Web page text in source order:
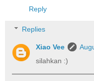
Reply
Replies
Xiao Vee
silahkan :)